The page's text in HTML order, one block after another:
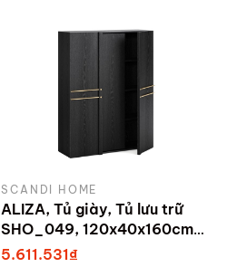
SCANDI HOME
ALIZA, Tủ giày, Tủ lưu trữ
SHO_049, 120x40x160cm,
sản xuất bởi Scandi Home
5.611.531₫